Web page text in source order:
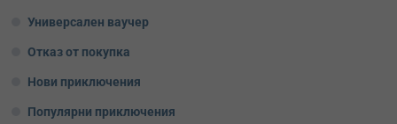
Универсален ваучер
Отказ от покупка
Нови приключения
Популярни приключения